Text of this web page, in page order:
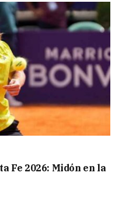
Fe 2026: Midón en la